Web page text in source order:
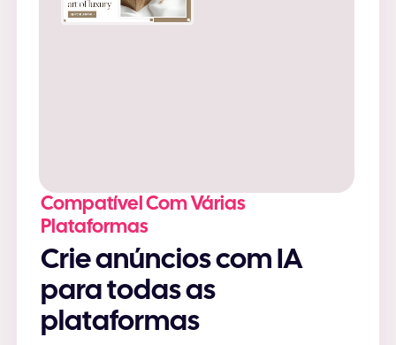
Compatível Com Várias
Plataformas
Crie anúncios com IA
para todas as
plataformas